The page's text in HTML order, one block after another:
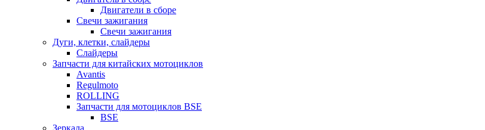
Двигатели в сборе
Свечи зажигания
Свечи зажигания
Дуги, клетки, слайдеры
Слайдеры
Запчасти для китайских мотоциклов
Avantis
Regulmoto
ROLLING
Запчасти для мотоциклов BSE
BSE
Зеркала